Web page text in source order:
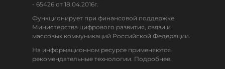
- 65426 от 18.04.2016г.
Функционирует при финансовой поддержке
Министерства цифрового развития, связи и
массовых коммуникаций Российской Федерации.
На информационном ресурсе применяются
рекомендательные технологии. Подробнее.